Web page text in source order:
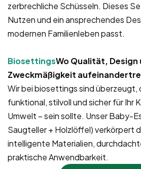
zerbrechliche Schüsseln. Dieses
Nutzen und ein ansprechendes
modernen Familienleben passt.
BiosettingsWo Qualität, Design
Zweckmäßigkeit
Wir bei biosettings sind überzeugt,
funktional, stilvoll und sicher für Ihr
Umwelt – sein sollte. Unser Baby-
Saugteller + Holzlöffel) verkörpert
intelligente Materialien,
praktische Anwendbarkeit.